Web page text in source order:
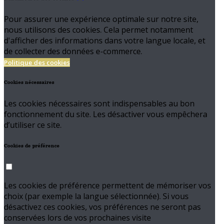
Pour assurer une expérience optimale sur notre site,
nous utilisons des cookies. Cela permet notamment
d'afficher des informations dans votre langue locale, et
de collecter des données e-commerce.
Politique des cookies
Cookies nécessaires
Les cookies nécessaires sont indispensables au bon
fonctionnement du site. Les désactiver vous empêchera
d’utiliser ce site.
Cookies de préférence
Les cookies de préférence permettent de mémoriser vos
choix (par exemple la langue sélectionnée). Si vous
désactivez ces cookies, vos préférences ne seront pas
conservées lors de vos prochaines visite